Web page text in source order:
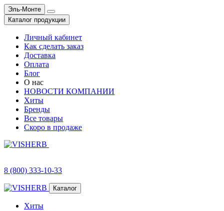
Эль-Монте
Каталог продукции
Личный кабинет
Как сделать заказ
Доставка
Оплата
Блог
О нас
НОВОСТИ КОМПАНИИ
Хиты
Бренды
Все товары
Скоро в продаже
8 (800) 333-10-33
Каталог
Хиты